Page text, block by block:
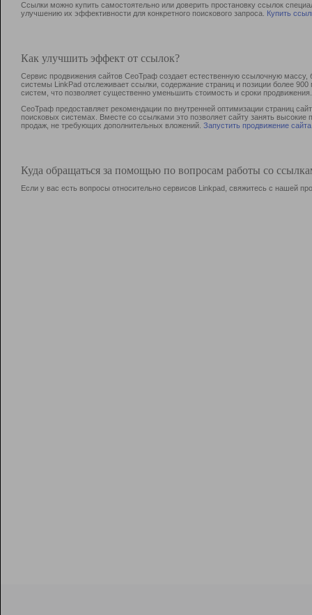
Ссылки можно купить самостоятельно или доверить простановку ссылок
улучшению их эффективности для конкретного поискового запроса. Купить
Как улучшить эффект от ссылок?
Сервис продвижения сайтов СеоТраф создает естественную ссылочную
системы LinkPad отслеживает ссылки, содержание страниц и позиции более
систем, что позволяет существенно уменьшить стоимость и сроки продвижения.
СеоТраф предоставляет рекомендации по внутренней оптимизации страниц
поисковых системах. Вместе со ссылками это позволяет сайту занять
продаж, не требующих дополнительных вложений. Запустить продвижение сайта
Куда обращаться за помощью по вопросам работы со
Если у вас есть вопросы относительно сервисов Linkpad, свяжитесь с нашей